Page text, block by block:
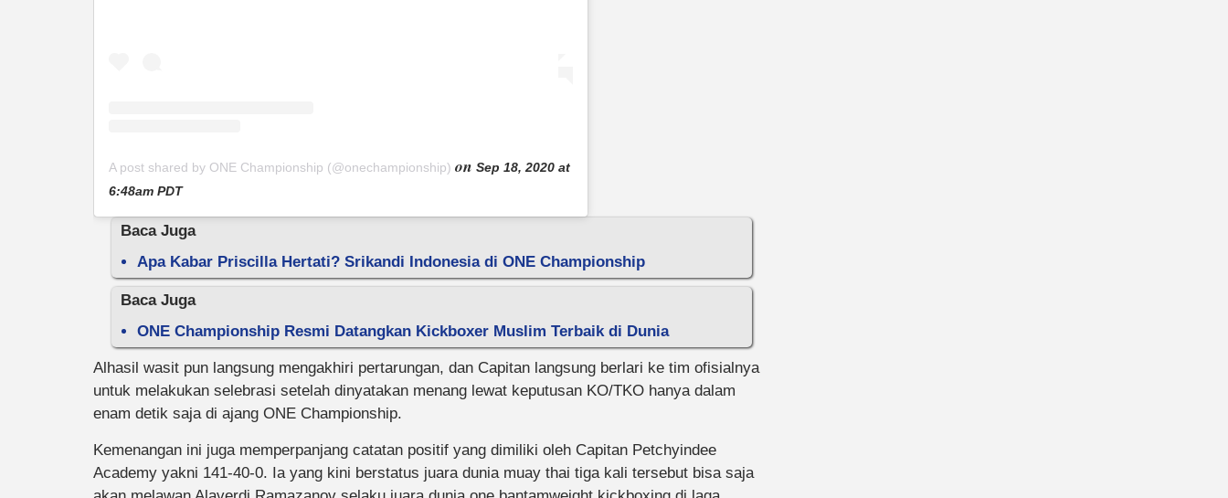
A post shared by ONE Championship (@onechampionship) on Sep 18, 2020 at
6:48am PDT
Baca Juga
Apa Kabar Priscilla Hertati? Srikandi Indonesia di ONE Championship
Baca Juga
ONE Championship Resmi Datangkan Kickboxer Muslim Terbaik di Dunia
Alhasil wasit pun langsung mengakhiri pertarungan, dan Capitan langsung berlari ke tim ofisialnya
untuk melakukan selebrasi setelah dinyatakan menang lewat keputusan KO/TKO hanya dalam
enam detik saja di ajang ONE Championship.
Kemenangan ini juga memperpanjang catatan positif yang dimiliki oleh Capitan Petchyindee
Academy yakni 141-40-0. Ia yang kini berstatus juara dunia muay thai tiga kali tersebut bisa saja